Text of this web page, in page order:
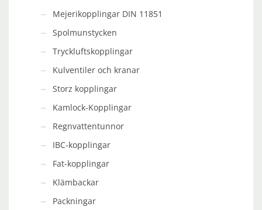
Mejerikopplingar DIN 11851
Spolmunstycken
Tryckluftskopplingar
Kulventiler och kranar
Storz kopplingar
Kamlock-Kopplingar
Regnvattentunnor
IBC-kopplingar
Fat-kopplingar
Klämbackar
Packningar